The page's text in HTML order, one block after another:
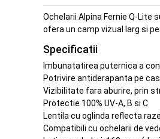
Ochelarii Alpina Fernie Q-
ofera un camp vizual larg si
Specificatii
Imbunatatirea puternica a
Potrivire antiderapanta pe
Vizibilitate fara aburire, prin
Protectie 100% UV-A, B si C
Lentila cu oglinda reflecta
Compatibili cu ochelarii de